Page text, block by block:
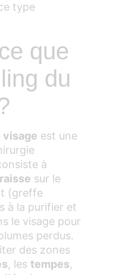
type
que
du
est une
à
sur le
(greffe
à la purifier et
le visage pour
perdus.
des zones
, les tempes,